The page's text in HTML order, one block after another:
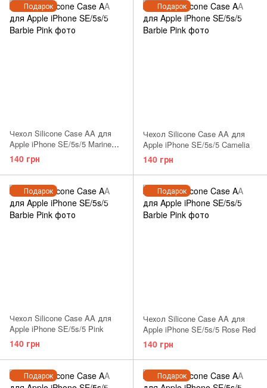
Подарок
Чехол Silicone Case AA для
Apple iPhone SE/5s/5 Marine
Green
140 грн
Подарок
Чехол Silicone Case AA для
Apple iPhone SE/5s/5 Camelia
140 грн
Подарок
Чехол Silicone Case AA для
Apple iPhone SE/5s/5 Pink
140 грн
Подарок
Чехол Silicone Case AA для
Apple iPhone SE/5s/5 Rose Red
140 грн
Подарок Подарок